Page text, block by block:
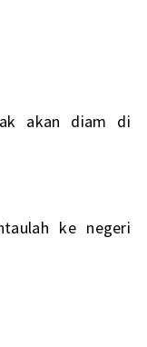
akan diam di
ke negeri